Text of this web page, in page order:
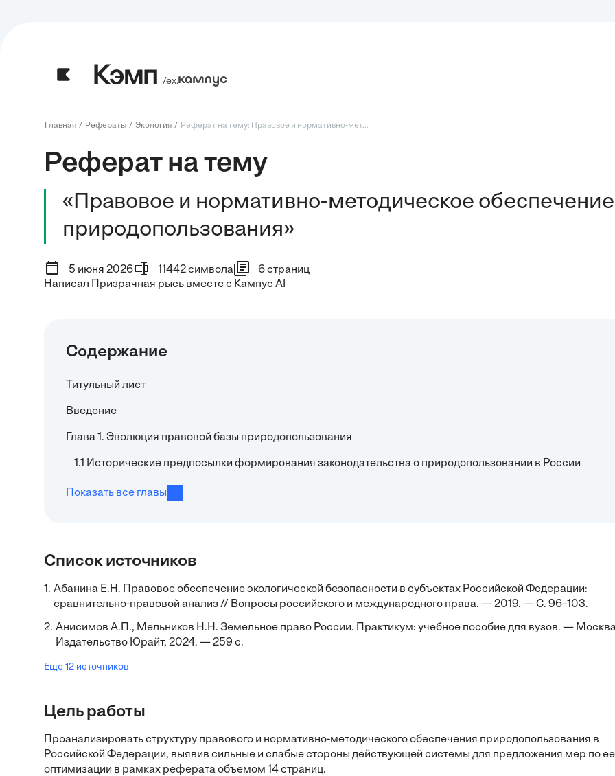
/ех.
Главная Рефераты Экология Реферат на тему: Правовое и нормативно-мет...
Реферат на тему
«Правовое и нормативно-методическое обеспечение
природопользования»
5 июня 2026 11442 символа
6 страниц
Написал Призрачная рысь вместе с Кампус AI
Содержание
Титульный лист
Введение
Глава 1. Эволюция правовой базы природопользования
1.1 Исторические предпосылки формирования законодательства о природопользовании в России
Показать все главы
Список источников
1. Абанина Е.Н. Правовое обеспечение экологической безопасности в субъектах Российской Федерации:
сравнительно-правовой анализ // Вопросы российского и международного права. — 2019. — С. 96–103.
2. Анисимов А.П., Мельников Н.Н. Земельное право России. Практикум: учебное пособие для вузов. —
Издательство Юрайт, 2024. — 259 с.
Еще 12 источников
Цель работы
Проанализировать структуру правового и нормативно-методического обеспечения природопользования в
Российской Федерации, выявив сильные и слабые стороны действующей системы для предложения мер по ее
оптимизации в рамках реферата объемом 14 страниц.